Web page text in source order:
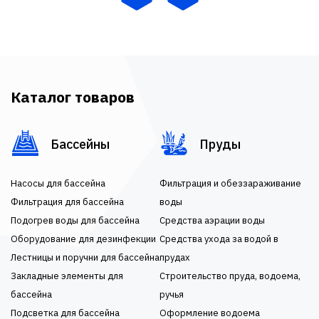
Каталог товаров
Бассейны
Насосы для бассейна
Фильтрация для бассейна
Подогрев воды для бассейна
Оборудование для дезинфекции
Лестницы и поручни для бассейна
Закладные элементы для
бассейна
Подсветка для бассейна
Пруды
Фильтрация и обеззараживание
воды
Средства аэрации воды
Средства ухода за водой в
прудах
Строительство пруда, водоема,
ручья
Оформление водоема